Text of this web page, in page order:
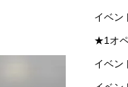
イベン
★1オ
イベン